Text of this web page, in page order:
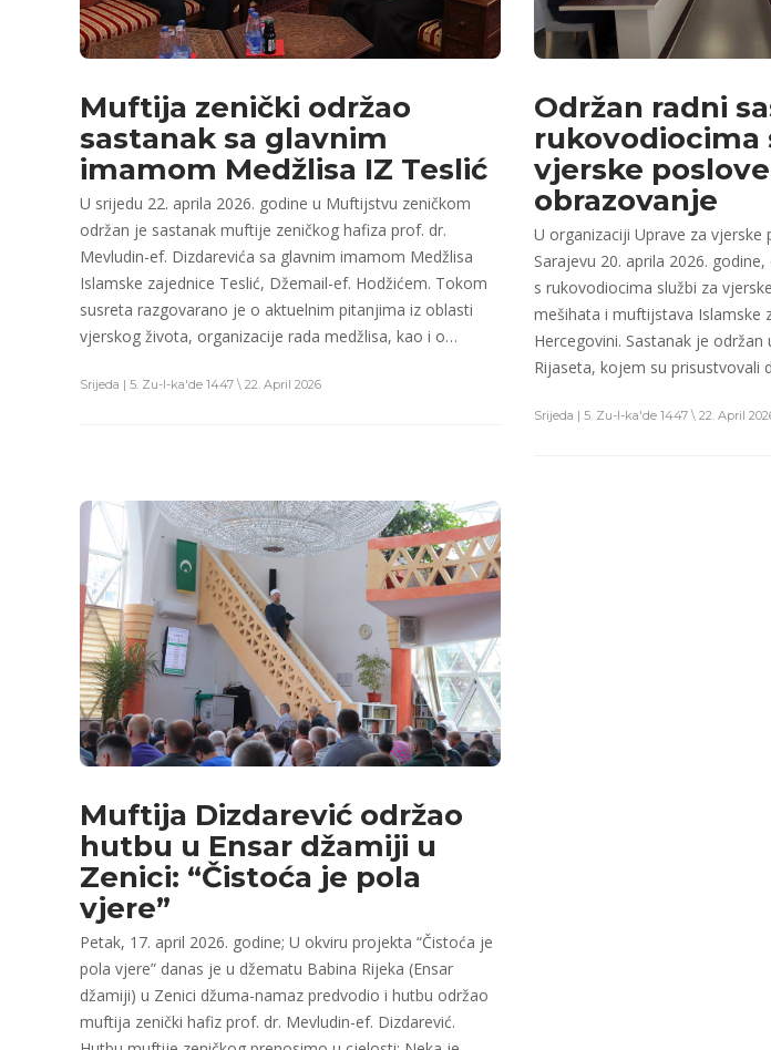
Muftija zenički održao
sastanak sa glavnim
imamom Medžlisa IZ Teslić
U srijedu 22. aprila 2026. godine u Muftijstvu zeničkom
održan je sastanak muftije zeničkog hafiza prof. dr.
Mevludin-ef. Dizdarevića sa glavnim imamom Medžlisa
Islamske zajednice Teslić, Džemail-ef. Hodžićem. Tokom
susreta razgovarano je o aktuelnim pitanjima iz oblasti
vjerskog života, organizacije rada medžlisa, kao i o…
Srijeda | 5. Zu-l-ka'de 1447 \ 22. April 2026
Održan radni
rukovodiocima
vjerske
obrazovanje
U organizaciji Uprave za vjerske
Sarajevu 20. aprila 2026.
s rukovodiocima službi za
mešihata i muftijstava Islamske
Hercegovini. Sastanak je održan
Rijaseta, kojem su prisustvovali
Srijeda | 5. Zu-l-ka'de 1447 \ 22. April
Muftija Dizdarević održao
hutbu u Ensar džamiji u
Zenici: “Čistoća je pola
vjere”
Petak, 17. april 2026. godine; U okviru projekta “Čistoća je
pola vjere” danas je u džematu Babina Rijeka (Ensar
džamiji) u Zenici džuma-namaz predvodio i hutbu održao
muftija zenički hafiz prof. dr. Mevludin-ef. Dizdarević.